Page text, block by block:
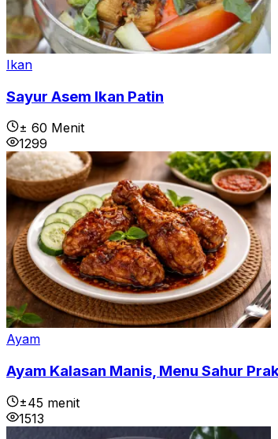
Ikan
Sayur Asem Ikan Patin
± 60 Menit
1299
Ayam
Ayam Kalasan Manis, Menu Sahur
±45 menit
1513